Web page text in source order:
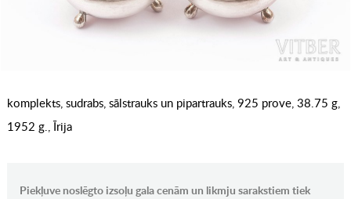
komplekts, sudrabs, sālstrauks un pipartrauks, 925 prove, 38.75 g,
1952 g., Īrija
Piekļuve noslēgto izsoļu gala cenām un likmju sarakstiem tiek